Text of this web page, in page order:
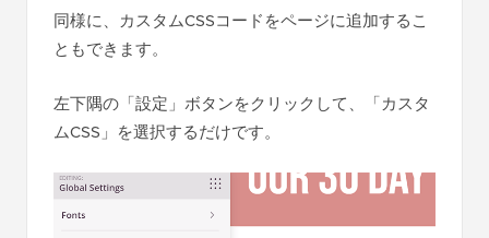
同様に、カスタムCSSコードをページに追加するこ
ともできます。
左下隅の「設定」ボタンをクリックして、「カスタ
ムCSS」を選択するだけです。